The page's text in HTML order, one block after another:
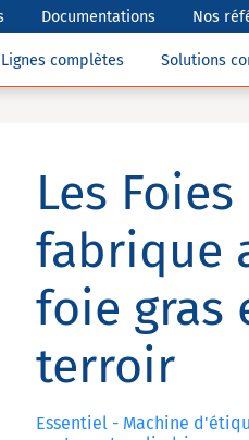
Documentations Nos
Lignes complètes Solutions
Les
fabrique
foie gras
terroir
Essentiel - Machine